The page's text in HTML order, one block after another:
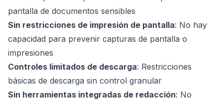
pantalla de documentos sensibles
Sin restricciones de impresión de pantalla: No hay
capacidad para prevenir capturas de pantalla o
impresiones
Controles limitados de descarga: Restricciones
básicas de descarga sin control granular
Sin herramientas integradas de redacción: No